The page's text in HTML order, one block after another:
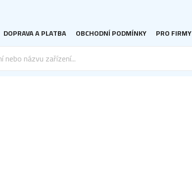
DOPRAVA A PLATBA OBCHODNÍ PODMÍNKY PRO FIRMY